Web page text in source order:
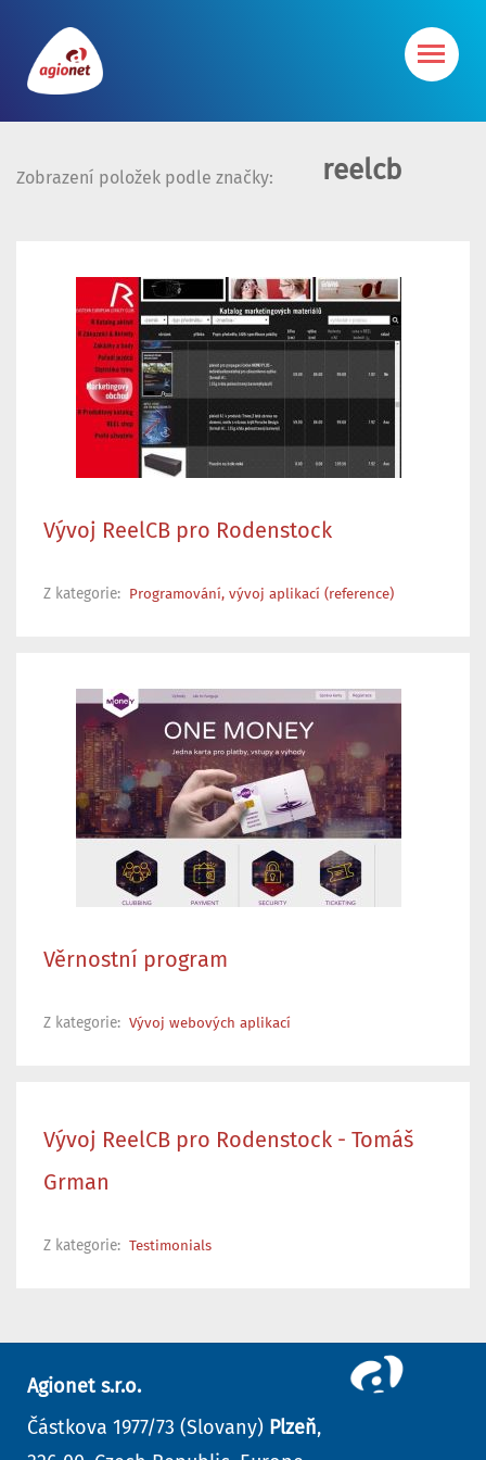
Zobrazení položek podle značky: reelcb
Vývoj ReelCB pro Rodenstock
Z kategorie: Programování, vývoj aplikací (reference)
Věrnostní program
Z kategorie: Vývoj webových aplikací
Vývoj ReelCB pro Rodenstock - Tomáš
Grman
Z kategorie: Testimonials
Agionet s.r.o.
Částkova 1977/73 (Slovany) Plzeň,